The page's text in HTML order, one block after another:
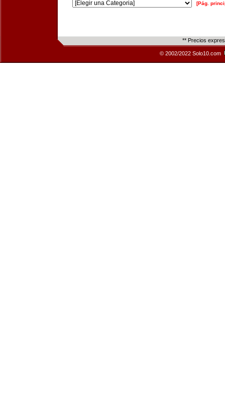
[Pág.
** Precios
© 2002/2022 Solo10.com